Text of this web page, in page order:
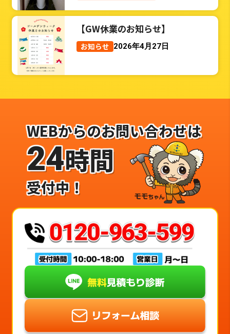
【GW休業のお知らせ】
お知らせ 2026年4月27日
WEBからのお問い合わせは
24時間
受付中！